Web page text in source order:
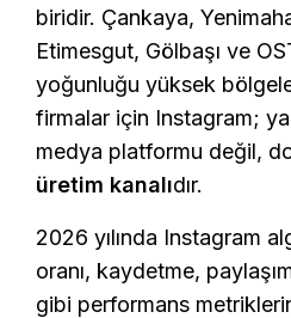
biridir. Çankaya,
Etimesgut, Gölbaşı ve
yoğunluğu yüksek
firmalar için Instagram;
medya platformu değil,
üretim kanalıdır.
2026 yılında Instagram
oranı, kaydetme,
gibi performans